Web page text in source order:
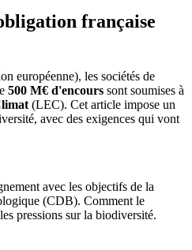
française
européenne), les sociétés de
500 M€ d'encours sont soumises à
(LEC). Cet article impose un
avec des exigences qui vont
avec les objectifs de la
(CDB). Comment le
pressions sur la biodiversité.